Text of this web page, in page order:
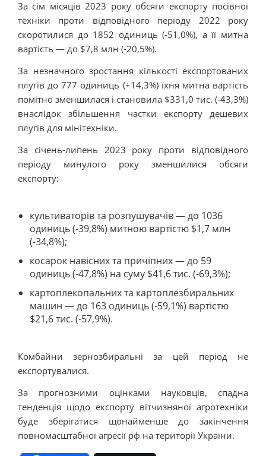
За сім місяців 2023 року обсяги експорту посівної
техніки проти відповідного періоду 2022 року
скоротилися до 1852 одиниць (-51,0%), а її митна
вартість — до $7,8 млн (-20,5%).
За незначного зростання кількості експортованих
плугів до 777 одиниць (+14,3%) їхня митна вартість
помітно зменшилася і становила $331,0 тис. (-43,3%)
внаслідок збільшення частки експорту дешевих
плугів для мінітехніки.
За січень-липень 2023 року проти відповідного
періоду минулого року зменшилися обсяги
експорту:
культиваторів та розпушувачів — до 1036
одиниць (-39,8%) митною вартістю $1,7 млн
(-34,8%);
косарок навісних та причіпних — до 59
одиниць (-47,8%) на суму $41,6 тис. (-69,3%);
картоплекопальних та картоплезбиральних
машин — до 163 одиниць (-59,1%) вартістю
$21,6 тис. (-57,9%).
Комбайни зернозбиральні за цей період не
експортувалися.
За прогнозними оцінками науковців, спадна
тенденція щодо експорту вітчизняної агротехніки
буде зберігатися щонайменше до закінчення
повномасштабної агресії рф на території України.